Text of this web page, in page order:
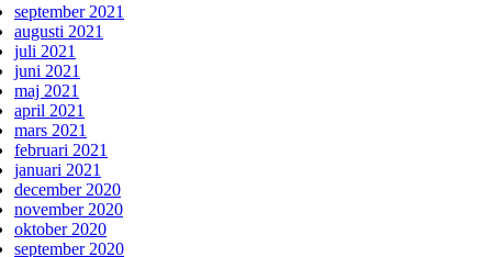
september 2021
augusti 2021
juli 2021
juni 2021
maj 2021
april 2021
mars 2021
februari 2021
januari 2021
december 2020
november 2020
oktober 2020
september 2020